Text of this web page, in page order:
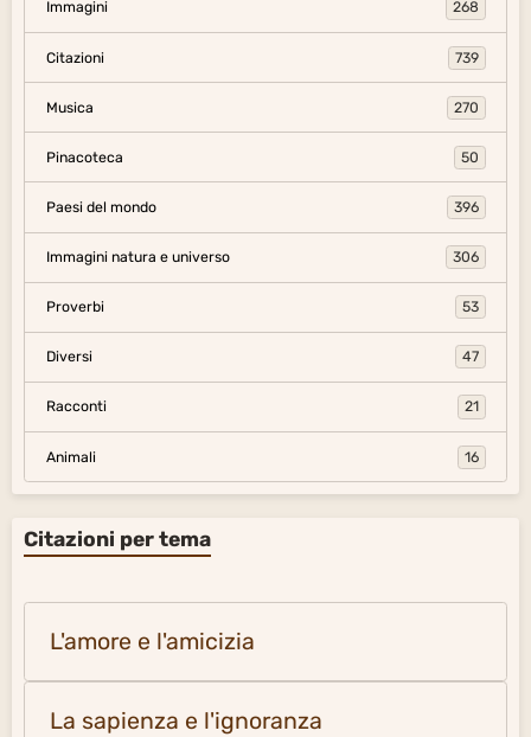
Immagini 268
Citazioni 739
Musica 270
Pinacoteca 50
Paesi del mondo 396
Immagini natura e universo 306
Proverbi 53
Diversi 47
Racconti 21
Animali 16
Citazioni per tema
L'amore e l'amicizia
La sapienza e l'ignoranza